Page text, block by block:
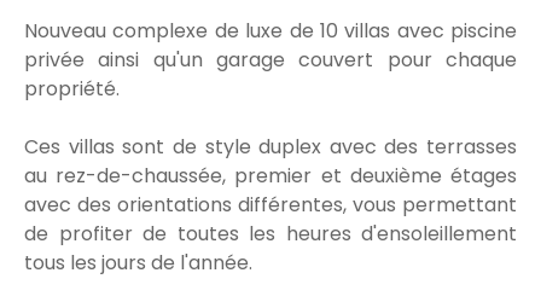
Nouveau complexe de luxe de 10 villas avec piscine
privée ainsi qu'un garage couvert pour chaque
propriété.
Ces villas sont de style duplex avec des terrasses
au rez-de-chaussée, premier et deuxième étages
avec des orientations différentes, vous permettant
de profiter de toutes les heures d'ensoleillement
tous les jours de l'année.